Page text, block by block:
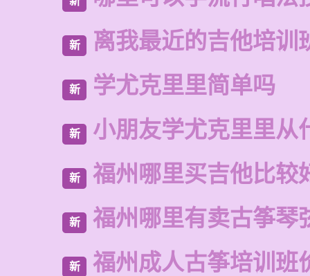
新 离我最近的吉他培训
新 学尤克里里简单吗
新 小朋友学尤克里里从
新 福州哪里买吉他比较
新 福州哪里有卖古筝琴
新 福州成人古筝培训班